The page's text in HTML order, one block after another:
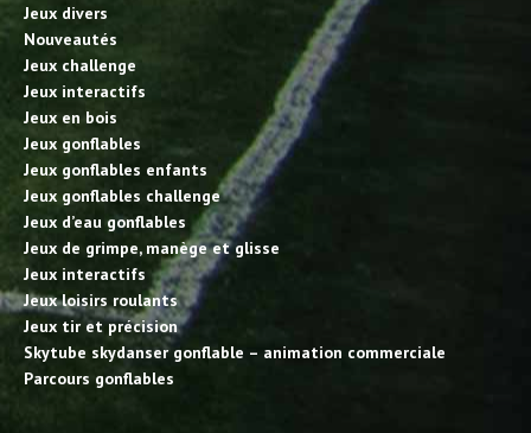
Jeux divers
Nouveautés
Jeux challenge
Jeux interactifs
Jeux en bois
Jeux gonflables
Jeux gonflables enfants
Jeux gonflables challenge
Jeux d’eau gonflables
Jeux de grimpe, manège et glisse
Jeux interactifs
Jeux loisirs roulants
Jeux tir et précision
Skytube skydanser gonflable – animation commerciale
Parcours gonflables